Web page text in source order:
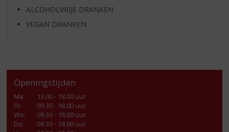
ALCOHOLVRIJE DRANKEN
VEGAN DRANKEN
Openingstijden
Ma:
13.00 - 18.00 uur
Di:
09.30 - 18.00 uur
Wo:
09.30 - 18.00 uur
Do:
09.30 - 18.00 uur